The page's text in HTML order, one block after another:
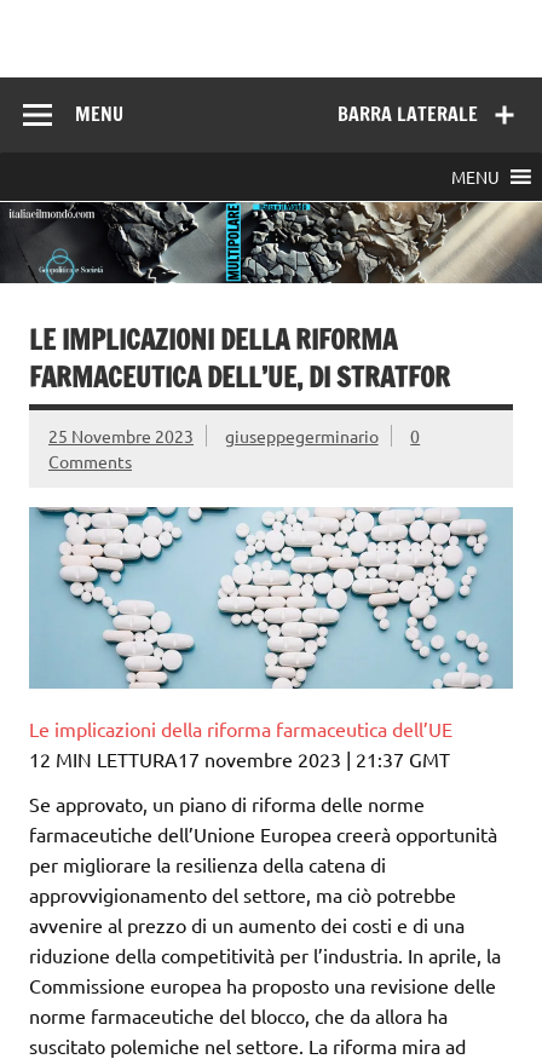
BARRA LATERALE
MENU
MENU
LE IMPLICAZIONI DELLA RIFORMA
FARMACEUTICA DELL’UE, DI STRATFOR
25 Novembre 2023 giuseppegerminario
0
Comments
Le implicazioni della riforma farmaceutica dell’UE
12 MIN LETTURA17 novembre 2023 | 21:37 GMT
Se approvato, un piano di riforma delle norme
farmaceutiche dell’Unione Europea creerà opportunità
per migliorare la resilienza della catena di
approvvigionamento del settore, ma ciò potrebbe
avvenire al prezzo di un aumento dei costi e di una
riduzione della competitività per l’industria. In aprile, la
Commissione europea ha proposto una revisione delle
norme farmaceutiche del blocco, che da allora ha
suscitato polemiche nel settore. La riforma mira ad